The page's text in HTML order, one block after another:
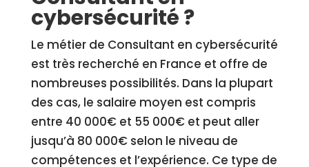
cybersécurité ?
Le métier de Consultant en cybersécurité
est très recherché en France et offre de
nombreuses possibilités. Dans la plupart
des cas, le salaire moyen est compris
entre 40 000€ et 55 000€ et peut aller
jusqu’à 80 000€ selon le niveau de
compétences et l’expérience. Ce type de